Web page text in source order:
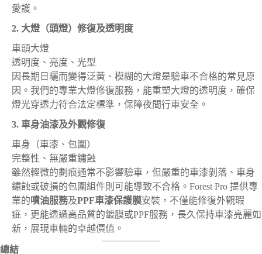
愛護。
2. 大燈（頭燈）修復及透明度
車頭大燈
透明度、亮度、光型
因長期日曬而變得泛黃、模糊的大燈是驗車不合格的常見原
因。我們的專業大燈修復服務，能重塑大燈的透明度，確保
燈光穿透力符合法定標準，保障夜間行車安全。
3. 車身油漆及外觀修復
車身（車漆、包圍）
完整性、無嚴重鏽蝕
雖然輕微的劃痕通常不影響驗車，但嚴重的車漆剝落、車身
鏽蝕或破損的包圍組件則可能導致不合格。Forest Pro 提供專
業的噴油服務及PPF車漆保護膜安裝，不僅能修復外觀瑕
疵，更能透過高品質的鍍膜或PPF服務，長久保持車漆亮麗如
新，展現車輛的卓越價值。
總結